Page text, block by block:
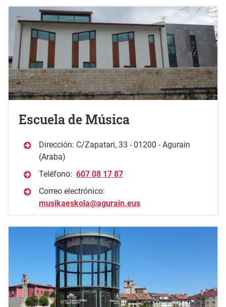
Escuela de Música
Dirección: C/Zapatari, 33 - 01200 - Agurain
(Araba)
Teléfono: 607 08 17 87
Correo electrónico:
musikaeskola@agurain.eus